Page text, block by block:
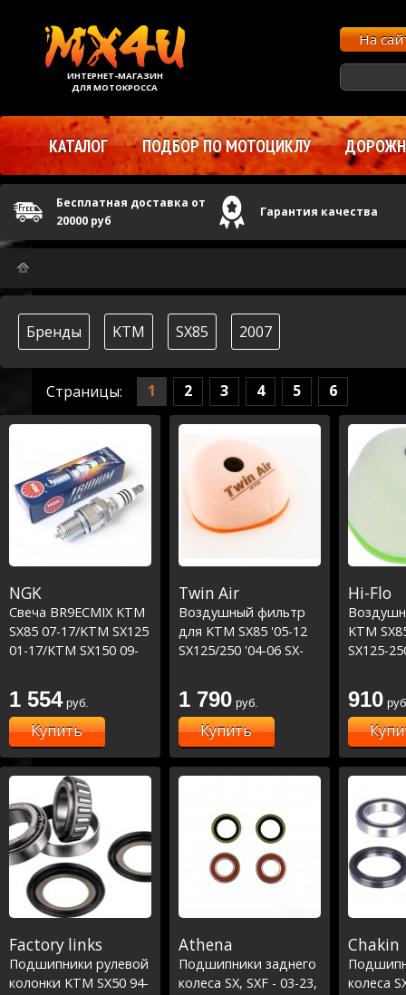
Бренды KTM SX85 2007
Страницы: 1 2 3 4 5 6
NGK
Свеча BR9ECMIX KTM
SX85 07-17/KTM SX125
01-17/KTM SX150 09-
1 554руб.
Купить
Twin Air
Воздушный фильтр
для KTM SX85 '05-12
SX125/250 '04-06 SX-
'03-06
1 790 руб.
Купить
Hi-Flo
KTM
SX125-
910
Factory links
Подшипники рулевой
колонки KTM SX50 94-
Athena
Подшипники заднего
колеса SX, SXF - 03-23,
Chakin
колеса
ИНТЕРНЕТ-МАГАЗИН
ДЛЯ МОТОКРОССА
На
КАТАЛОГ ПОДБОР ПО МОТОЦИКЛУ
Бесплатная доставка от
20000 руб
Гарантия качества